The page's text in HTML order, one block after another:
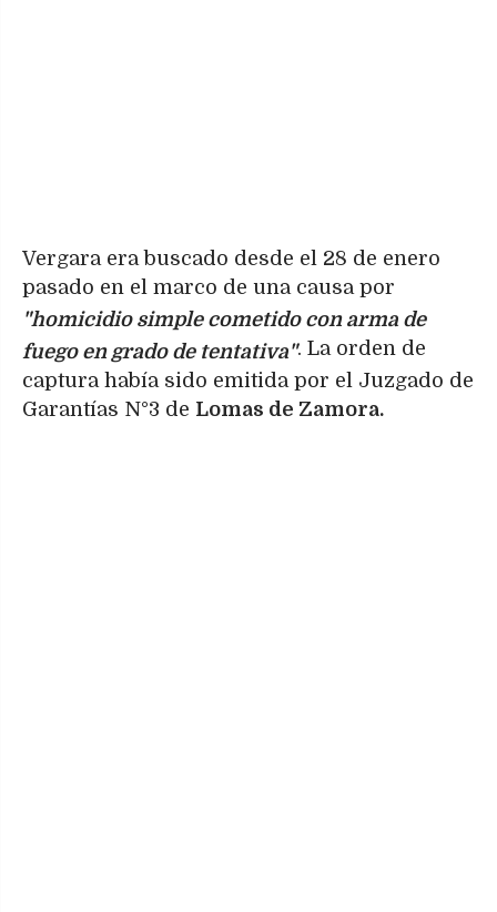
Vergara era buscado desde el 28 de enero
pasado en el marco de una causa por
"homicidio simple cometido con arma de
fuego en grado de tentativa". La orden de
captura había sido emitida por el Juzgado de
Garantías N°3 de Lomas de Zamora.